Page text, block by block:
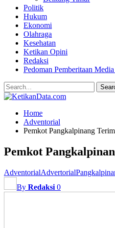
Politik
Hukum
Ekonomi
Olahraga
Kesehatan
Ketikan Opini
Redaksi
Pedoman Pemberitaan
Home
Adventorial
Pemkot Pangkalpinang
Pemkot
AdventorialAdvertorial
By Redaksi 0